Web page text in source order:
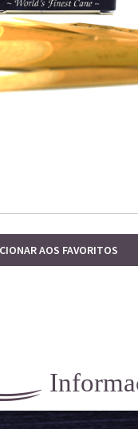
AOS FAVORITOS